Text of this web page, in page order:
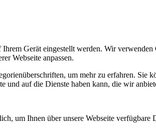
Gerät eingestellt werden. Wir
Webseite anpassen.
um mehr zu erfahren. Sie
und auf die Dienste haben kann, die wir
um Ihnen über unsere Webseite